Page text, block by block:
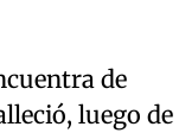
de
luego de